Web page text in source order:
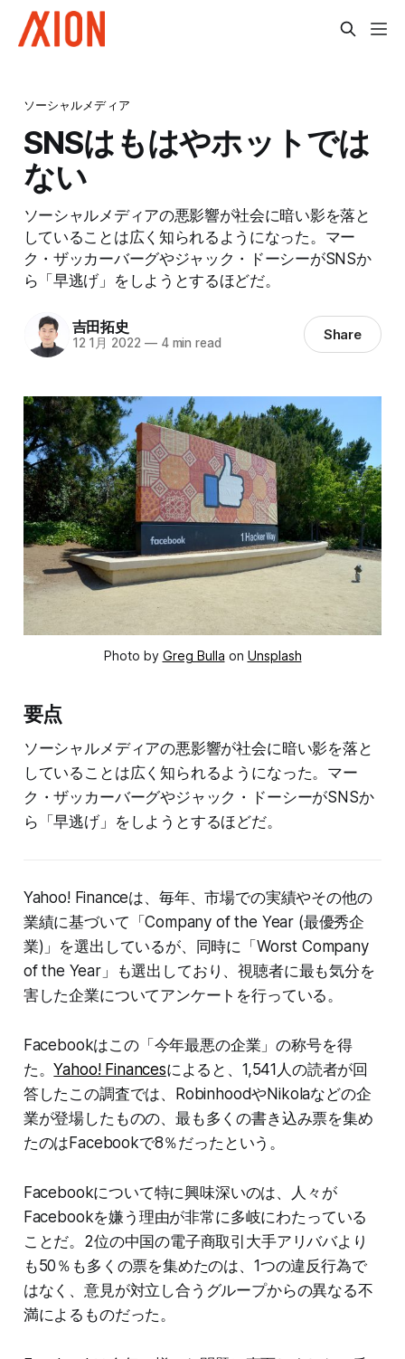
ソーシャルメディア
SNSはもはやホットでは
ない
ソーシャルメディアの悪影響が社会に暗い影を落と
していることは広く知られるようになった。マー
ク・ザッカーバーグやジャック・ドーシーがSNSか
ら「早逃げ」をしようとするほどだ。
吉田拓史
12 1月 2022 —4 min read Share
Photo by Greg Bulla on Unsplash
要点
ソーシャルメディアの悪影響が社会に暗い影を落と
していることは広く知られるようになった。マー
ク・ザッカーバーグやジャック・ドーシーがSNSか
ら「早逃げ」をしようとするほどだ。
Yahoo! Financeは、毎年、市場での実績やその他の
業績に基づいて「Company of the Year (最優秀企
業)」を選出しているが、同時に「Worst Company
of the Year」も選出しており、視聴者に最も気分を
害した企業についてアンケートを行っている。
Facebookはこの「今年最悪の企業」の称号を得
た。Yahoo! Financesによると、1,541人の読者が回
答したこの調査では、RobinhoodやNikolaなどの企
業が登場したものの、最も多くの書き込み票を集め
たのはFacebookで8％だったという。
Facebookについて特に興味深いのは、人々が
Facebookを嫌う理由が非常に多岐にわたっている
ことだ。2位の中国の電子商取引大手アリババより
も50％も多くの票を集めたのは、1つの違反行為で
はなく、意見が対立し合うグループからの異なる不
満によるものだった。